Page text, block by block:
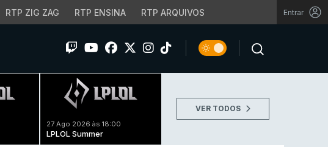
RTP ZIG ZAG RTP ENSINA RTP ARQUIVOS Entrar
27 Ago 2026 às 18:00
LPLOL Summer
VER TODOS